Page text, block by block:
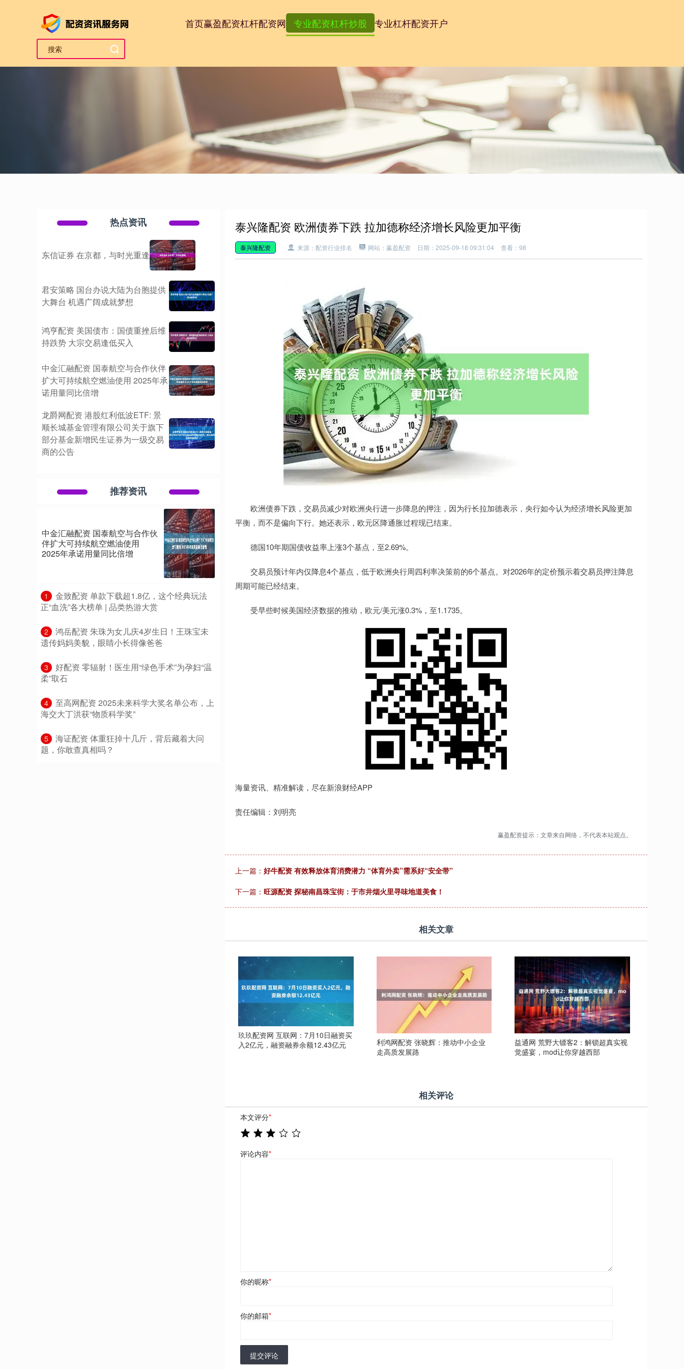
首页赢盈配资杠杆配资网 专业配资杠杆炒股 专业杠杆配资开户
泰兴隆配资 欧洲债券下跌 拉加德称经济增长风险更加平衡
泰兴隆配资 来源：配资行业排名 网站：赢盈配资 日期：2025-09-18 09:31:04 查看：98
欧洲债券下跌，交易员减少对欧洲央行进一步降息的押注，因为行长拉加德表示，央行如今认为经济增长风险更加
平衡，而不是偏向下行。她还表示，欧元区降通胀过程现已结束。
德国10年期国债收益率上涨3个基点，至2.69%。
交易员预计年内仅降息4个基点，低于欧洲央行周四利率决策前的6个基点。对2026年的定价预示着交易员押注降息
周期可能已经结束。
受早些时候美国经济数据的推动，欧元/美元涨0.3%，至1.1735。
海量资讯、精准解读，尽在新浪财经APP
责任编辑：刘明亮
赢盈配资提示：文章来自网络，不代表本站观点。
上一篇： 好牛配资 有效释放体育消费潜力 “体育外卖”需系好“安全带”
下一篇： 旺源配资 探秘南昌珠宝街：于市井烟火里寻味地道美食！
相关文章
玖玖配资网 互联网：7月10日融资买
入2亿元，融资融券余额12.43亿元
利鸿网配资 张晓辉：推动中小企业
走高质发展路
益通网 荒野大镖客2：解锁超真实视
觉盛宴，mod让你穿越西部
相关评论
本文评分*
评论内容*
你的昵称*
你的邮箱*
提交评论
热点资讯
东信证券 在京都，与时光重逢
君安策略 国台办说大陆为台胞提供
大舞台 机遇广阔成就梦想
鸿亨配资 美国债市：国债重挫后维
持跌势 大宗交易逢低买入
中金汇融配资 国泰航空与合作伙伴
扩大可持续航空燃油使用 2025年承
诺用量同比倍增
龙爵网配资 港股红利低波ETF: 景
顺长城基金管理有限公司关于旗下
部分基金新增民生证券为一级交易
商的公告
推荐资讯
中金汇融配资 国泰航空与合作伙
伴扩大可持续航空燃油使用
2025年承诺用量同比倍增
1
​金致配资 单款下载超1.8亿，这个经典玩法
正“血洗”各大榜单 | 品类热游大赏
2
​鸿岳配资 朱珠为女儿庆4岁生日！王珠宝未
遗传妈妈美貌，眼睛小长得像爸爸
3
​好配资 零辐射！医生用“绿色手术”为孕妇“温
柔”取石
4
​至高网配资 2025未来科学大奖名单公布，上
海交大丁洪获“物质科学奖”
5
​海证配资 体重狂掉十几斤，背后藏着大问
题，你敢查真相吗？